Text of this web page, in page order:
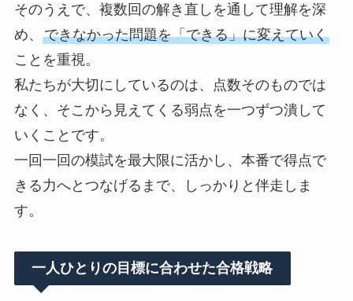
そのうえで、複数回の解き直しを通して理解を深
め、 できなかった問題を「できる」に変えていく
ことを重視。
私たちが大切にしているのは、点数そのものでは
なく、そこから見えてくる弱点を一つずつ潰して
いくことです。
一回一回の模試を最大限に活かし、本番で得点で
きる力へとつなげるまで、しっかりと伴走しま
す。
一人ひとりの目標に合わせた合格戦略